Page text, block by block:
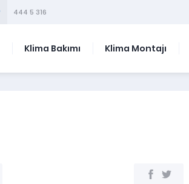
444 5 316
Klima Bakımı Klima Montajı